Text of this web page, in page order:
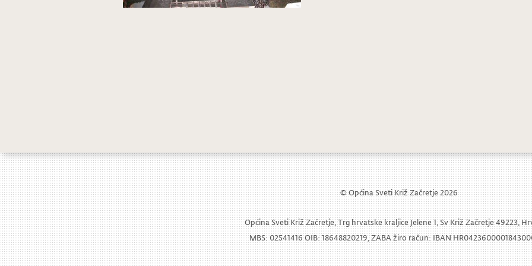
© Općina Sveti Križ Začretje 2026
Općina Sveti Križ Začretje, Trg hrvatske kraljice Jelene 1, Sv Križ Začretje 49223,
MBS: 02541416 OIB: 18648820219, ZABA žiro račun: IBAN